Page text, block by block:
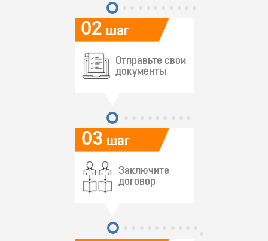
03
02 шаг
шаг
Отправьте свои
документы
Заключите
договор